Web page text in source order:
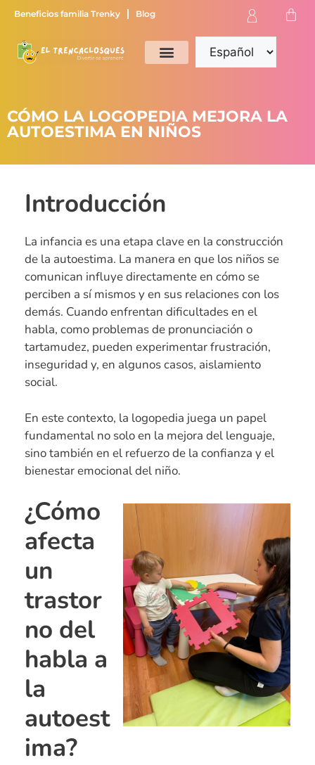
Beneficios familia Trenky Blog
CÓMO LA LOGOPEDIA MEJORA LA
AUTOESTIMA EN NIÑOS
Introducción
La infancia es una etapa clave en la construcción
de la autoestima. La manera en que los niños se
comunican influye directamente en cómo se
perciben a sí mismos y en sus relaciones con los
demás. Cuando enfrentan dificultades en el
habla, como problemas de pronunciación o
tartamudez, pueden experimentar frustración,
inseguridad y, en algunos casos, aislamiento
social.
En este contexto, la logopedia juega un papel
fundamental no solo en la mejora del lenguaje,
sino también en el refuerzo de la confianza y el
bienestar emocional del niño.
¿Cómo
afecta
un
trastor
no del
habla a
la
autoest
ima?